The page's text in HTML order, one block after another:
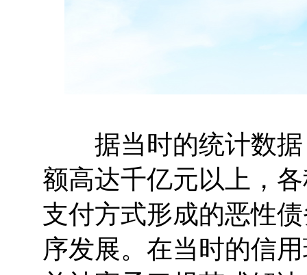
据当时的统计数据
额高达千亿元以上，
支付方式形成的恶性
序发展。在当时的信